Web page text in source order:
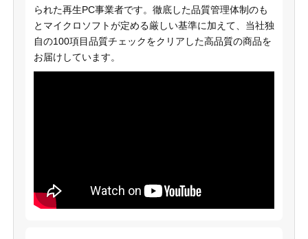
られた再生PC事業者です。徹底した品質管理体制のも
とマイクロソフトが定める厳しい基準に加えて、当社独
自の100項目品質チェックをクリアした高品質の商品を
お届けしています。